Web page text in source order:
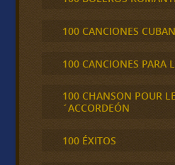
100 CANCIONES
100 CANCIONES PARA
100 CHANSON POUR
´ACCORDEÓN
100 ÉXITOS